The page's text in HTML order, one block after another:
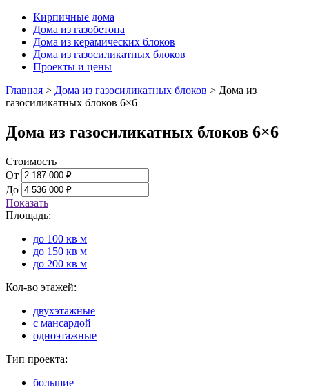
Кирпичные дома
Дома из газобетона
Дома из керамических блоков
Дома из газосиликатных блоков
Проекты и цены
Главная > Дома из газосиликатных блоков > Дома из
газосиликатных блоков 6×6
Дома из газосиликатных блоков 6×6
Стоимость
От
До
Показать
Площадь:
до 100 кв м
до 150 кв м
до 200 кв м
Кол-во этажей:
двухэтажные
с мансардой
одноэтажные
Тип проекта:
большие